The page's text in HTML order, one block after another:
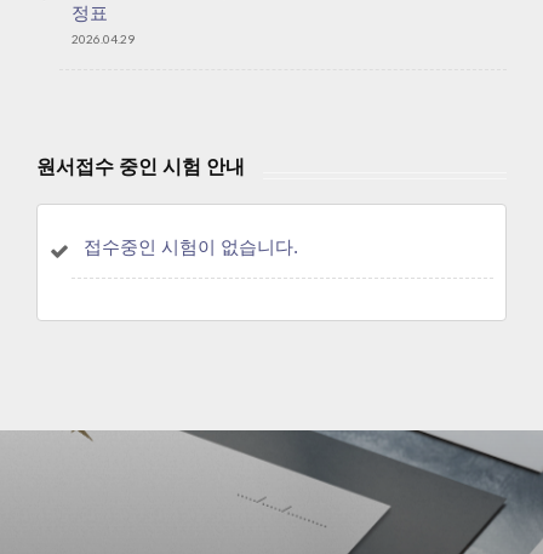
정표
2026.04.29
원서접수 중인 시험 안내
접수중인 시험이 없습니다.